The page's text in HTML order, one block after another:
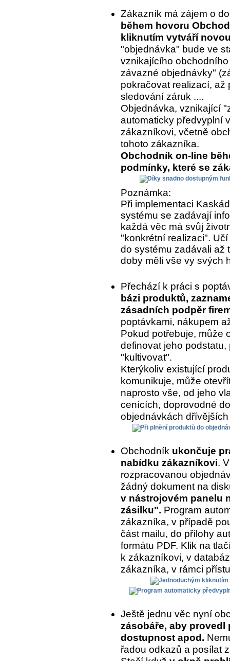
Zákazník má zájem o
během hovoru
kliknutím vytváří
"objednávka" bude ve
vznikajícího
závazné objednávky"
pokračovat realizací, až
sledování záruk ....
Objednávka, vznikající
automaticky předvyplní
zákazníkovi, včetně
tohoto zákazníka.
Obchodník on-line
podmínky, které se
Poznámka:
Při implementaci
systému se zadávají
každá věc má svůj
"konkrétní realizaci".
do systému zadávali až
doby měli vše vy svých
Přechází k práci s
bázi produktů,
zásadních podpěr
poptávkami, nákupem
Pokud potřebuje, může
definovat jeho
"kultivovat".
Kterýkoliv existující
komunikuje, může
naprosto vše, od jeho
cenících, doprovodné
objednávkách
Obchodník ukončuje
nabídku zákazníkovi.
rozpracovanou
žádný dokument na
v nástrojovém panelu
zásilku". Program
zákazníka, v případě
část mailu, do přílohy
formátu PDF. Klik na
k zákazníkovi, v
zákazníka, v rámci
Ještě jednu věc nyní
zásobáře, aby
dostupnost apod.
řadou odkazů a posílat